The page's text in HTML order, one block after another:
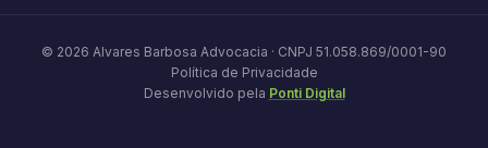
© 2026 Alvares Barbosa Advocacia · CNPJ 51.058.869/0001-90
Política de Privacidade
Desenvolvido pela Ponti Digital